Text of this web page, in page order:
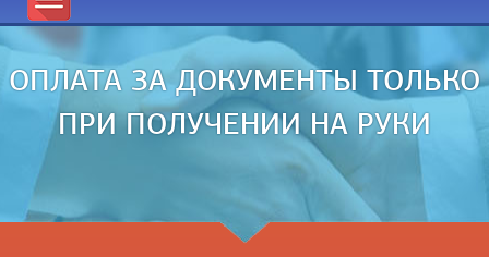
ОПЛАТА ЗА ДОКУМЕНТЫ ТОЛЬКО
ПРИ ПОЛУЧЕНИИ НА РУКИ